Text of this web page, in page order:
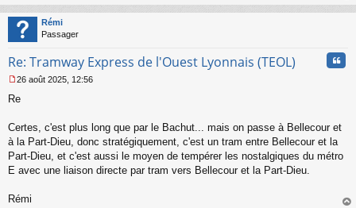
au
Rémi
Passager
Re: Tramway Express de l'Ouest Lyonnais (TEOL)
e
s
a
g
e
n
n
26 août 2025, 12:56
Re
Certes, c'est plus long que par le Bachut... mais on passe à Bellecour et
à la Part-Dieu, donc stratégiquement, c'est un tram entre Bellecour et la
Part-Dieu, et c'est aussi le moyen de tempérer les nostalgiques du métro
E avec une liaison directe par tram vers Bellecour et la Part-Dieu.
Rémi